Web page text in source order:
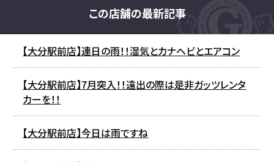
この店舗の最新記事
【大分駅前店】連日の雨！！湿気とカナヘビとエアコン
【大分駅前店】7月突入！！遠出の際は是非ガッツレンタ
カーを！！
【大分駅前店】今日は雨ですね